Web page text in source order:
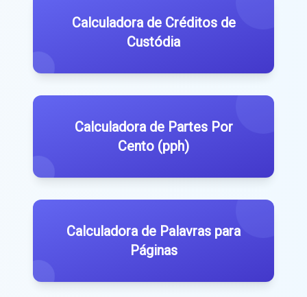
Calculadora de Créditos de
Custódia
Calculadora de Partes Por
Cento (pph)
Calculadora de Palavras para
Páginas